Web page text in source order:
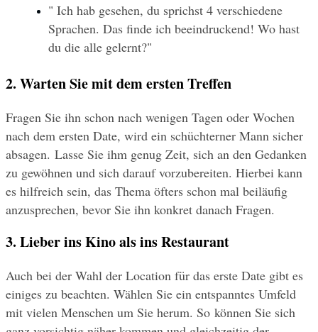
" Ich hab gesehen, du sprichst 4 verschiedene
Sprachen. Das finde ich beeindruckend! Wo hast
du die alle gelernt?"
2. Warten Sie mit dem ersten Treffen
Fragen Sie ihn schon nach wenigen Tagen oder Wochen
nach dem ersten Date, wird ein schüchterner Mann sicher
absagen. Lasse Sie ihm genug Zeit, sich an den Gedanken
zu gewöhnen und sich darauf vorzubereiten. Hierbei kann
es hilfreich sein, das Thema öfters schon mal beiläufig
anzusprechen, bevor Sie ihn konkret danach Fragen.
3. Lieber ins Kino als ins Restaurant
Auch bei der Wahl der Location für das erste Date gibt es
einiges zu beachten. Wählen Sie ein entspanntes Umfeld
mit vielen Menschen um Sie herum. So können Sie sich